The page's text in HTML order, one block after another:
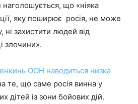
що «ніяка
яку поширює росія, не може
ні захистити людей від
злочини».
ООН наводиться низка
те, що саме росія винна у
дітей із зони бойових дій.